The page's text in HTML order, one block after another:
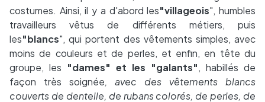
costumes. Ainsi, il y a d'abord les"villageois", humbles
travailleurs vêtus de différents métiers, puis
les"blancs", qui portent des vêtements simples, avec
moins de couleurs et de perles, et enfin, en tête du
groupe, les "dames" et les "galants", habillés de
façon très soignée, avec des vêtements blancs
couverts de dentelle, de rubans colorés, de perles, de